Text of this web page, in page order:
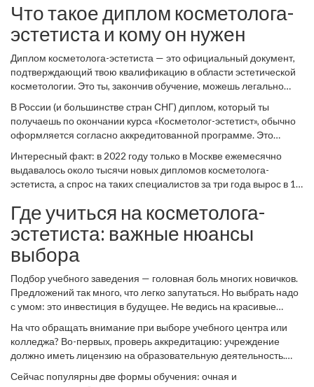
карьерными перспективами и большим спросом. Стать
косметологом-эстетистом — это не про «делать масочки». Здесь
теория тесно переплетается с практикой, а клиентов волнует не
только эффект, но и безопасность процедур. Если ты задумался
о дипломе, значит чувствуешь, что пора менять свою жизнь. Но
что ждать на этом пути? Вот честная и подробная карта
Что такое диплом косметолога-
эстетиста и кому он нужен
Диплом косметолога-эстетиста — это официальный документ,
подтверждающий твою квалификацию в области эстетической
косметологии. Это ты, закончив обучение, можешь легально
свой кабинет. Лет десять назад у нас было полно
«косметологов-самоучек», которые просто прошли пару
ускоренных курсов. Сейчас все изменилось: клиенты чаще
интересуются, какое у специалиста образование, а
работодатели требуют реальный диплом. При этом есть
юридическое разделение: без медицинского диплома ты
процедуры — уходы, массажи, аппаратные процедуры без
проникновения. Инъекционные техники, мезотерапия,
лазерные воздействия — только с высшим или средним
медобразованием.
В России (и большинстве стран СНГ) диплом, который ты
получаешь по окончании курса «Косметолог-эстетист», обычно
оформляется согласно аккредитованной программе. Это
переподготовке или свидетельство установленного образца.
Документ должен быть зарегистрирован: иначе просто бумажка
не прокатит ни при поиске работы, ни при открытии своего
кабинета.
Интересный факт: в 2022 году только в Москве ежемесячно
выдавалось около тысячи новых дипломов косметолога-
эстетиста, а спрос на таких специалистов за три года вырос в 1,7
больше внимания уделять своему внешнему виду и готовы
платить за качество, безопасность и комфорт. Именно поэтому
без хорошего диплома — никуда.
Где учиться на косметолога-
эстетиста: важные нюансы
выбора
Подбор учебного заведения — головная боль многих новичков.
Предложений так много, что легко запутаться. Но выбрать надо
с умом: это инвестиция в будущее. Не ведись на красивые
профессию невозможно, да и у работодателей подобные
документы вызывают только усмешку. Минимальная
продолжительность качественных программ — 3–6 месяцев, а
часто нормальные курсы идут до года, если совмещаешь учебу
На что обращать внимание при выборе учебного центра или
колледжа? Во-первых, проверь аккредитацию: учреждение
должно иметь лицензию на образовательную деятельность.
Второе — преподаватели. Изучи, кто ведет занятия: опыт
Сейчас популярны две формы обучения: очная и